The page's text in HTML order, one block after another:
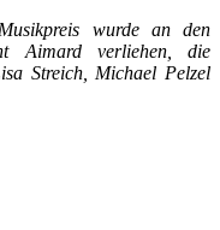
wurde an den
Aimard verliehen, die
Streich, Michael Pelzel